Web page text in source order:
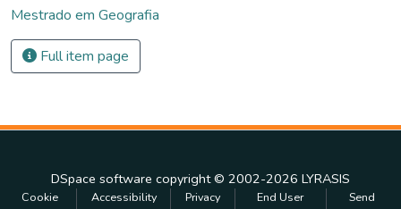
Mestrado em Geografia
Full item page
DSpace software copyright © 2002-2026 LYRASIS
Cookie
Accessibility
Privacy
End User
Send